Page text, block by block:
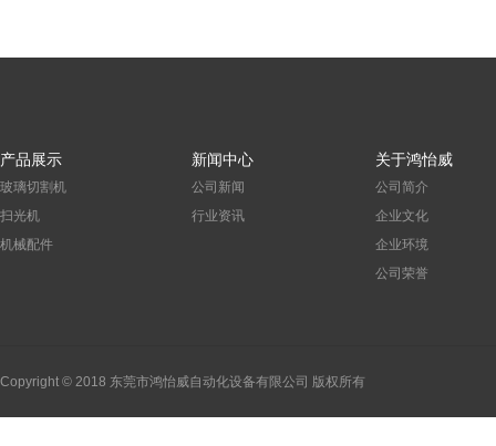
产品展示
玻璃切割机
扫光机
机械配件
新闻中心
公司新闻
行业资讯
关于鸿怡威
公司简介
企业文化
企业环境
公司荣誉
Copyright © 2018 东莞市鸿怡威自动化设备有限公司 版权所有